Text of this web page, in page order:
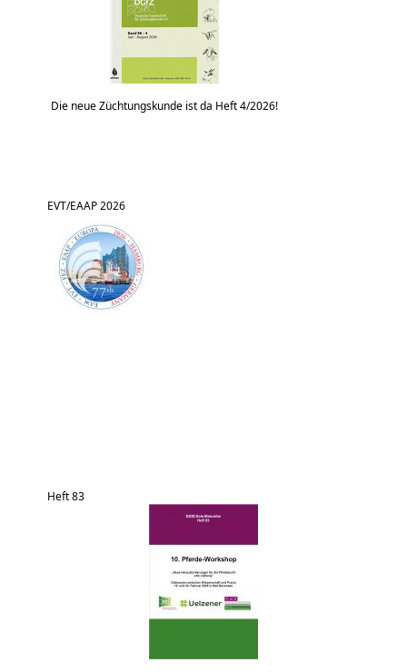
Die neue Züchtungskunde ist da Heft 4/2026!
EVT/EAAP 2026
Heft 83